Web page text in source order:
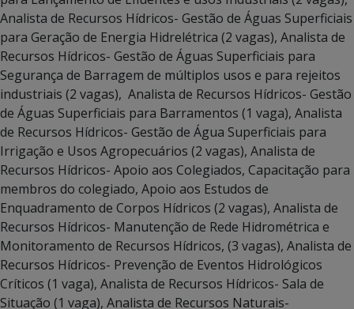
Analista de Recursos Hídricos- Gestão de Águas Superficiais
para Geração de Energia Hidrelétrica (2 vagas), Analista de
Recursos Hídricos- Gestão de Águas Superficiais para
Segurança de Barragem de múltiplos usos e para rejeitos
industriais (2 vagas), Analista de Recursos Hídricos- Gestão
de Águas Superficiais para Barramentos (1 vaga), Analista
de Recursos Hídricos- Gestão de Água Superficiais para
Irrigação e Usos Agropecuários (2 vagas), Analista de
Recursos Hídricos- Apoio aos Colegiados, Capacitação para
membros do colegiado, Apoio aos Estudos de
Enquadramento de Corpos Hídricos (2 vagas), Analista de
Recursos Hídricos- Manutenção de Rede Hidrométrica e
Monitoramento de Recursos Hídricos, (3 vagas), Analista de
Recursos Hídricos- Prevenção de Eventos Hidrológicos
Críticos (1 vaga), Analista de Recursos Hídricos- Sala de
Situação (1 vaga), Analista de Recursos Naturais-